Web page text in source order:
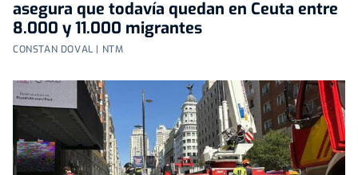
asegura que todavía quedan en Ceuta entre
8.000 y 11.000 migrantes
CONSTAN DOVAL | NTM